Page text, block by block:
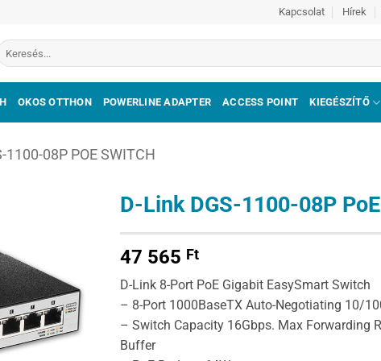
Kapcsolat Hírek
OKOS OTTHON POWERLINE ADAPTER ACCESS POINT KIEGÉSZÍTŐ
1100-08P POE SWITCH
D-Link DGS-1100-08P
47 565 Ft
D-Link 8-Port PoE Gigabit EasySmart Switch
– 8-Port 1000BaseTX Auto-Negotiating 10/
– Switch Capacity 16Gbps. Max Forwarding
Buffer